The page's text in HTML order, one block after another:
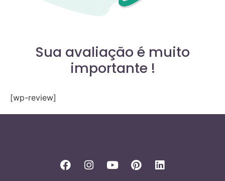
Sua avaliação é muito
importante !
[wp-review]